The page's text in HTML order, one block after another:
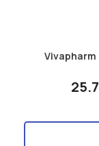
Vivapharm